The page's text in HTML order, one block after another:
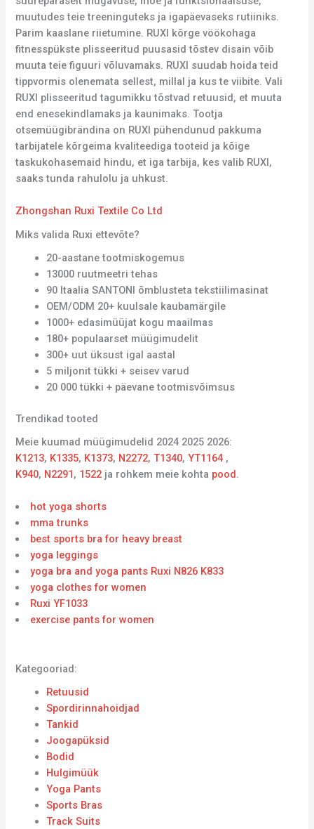
muutudes teie treeninguteks ja igapäevaseks rutiiniks.
Parim kaaslane riietumine. RUXI kõrge vöökohaga
fitnesspükste plisseeritud puusasid tõstev disain võib
muuta teie figuuri võluvamaks. RUXI suudab hoida teid
tippvormis olenemata sellest, millal ja kus te viibite. Vali
RUXI plisseeritud tagumikku tõstvad retuusid, et muuta
end enesekindlamaks ja kaunimaks. Tootja
otsemüügibrändina on RUXI pühendunud pakkuma
tarbijatele kõrgeima kvaliteediga tooteid ja kõige
taskukohasemaid hindu, et iga tarbija, kes valib RUXI,
saaks tunda rahulolu ja uhkust.
Zhongshan Ruxi Textile Co Ltd
Miks valida Ruxi ettevõte?
20-aastane tootmiskogemus
13000 ruutmeetri tehas
90 Itaalia SANTONI õmblusteta tekstiilimasinat
OEM/ODM 20+ kuulsale kaubamärgile
1000+ edasimüüjat kogu maailmas
180+ populaarset müügimudelit
300+ uut üksust igal aastal
5 miljonit tükki + seisev varud
20 000 tükki + päevane tootmisvõimsus
Trendikad tooted
Meie kuumad müügimudelid 2024 2025 2026:
K1213, K1335, K1373, N2272,T1340,YT1164 ,
K940, N2291, 1522 ja rohkem meie kohta pood.
hot yoga shorts
mma trunks
best sports bra for heavy breast
yoga leggings
yoga bra and yoga pants Ruxi N826 K833
yoga clothes for women
Ruxi YF1033
exercise pants for women
Kategooriad:
Retuusid
Spordirinnahoidjad
Tankid
Joogapüksid
Bodid
Hulgimüük
Yoga Pants
Sports Bras
Track Suits